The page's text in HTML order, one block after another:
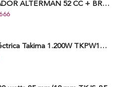
COMBO AHOYADOR ALTERMAN 52 CC + BROCA DE 20 CM X 80 CM + BROCA DE 15 CM X 80 CM
Hidrolavadora Eléctrica Takima 1.200W TKPW1200-13